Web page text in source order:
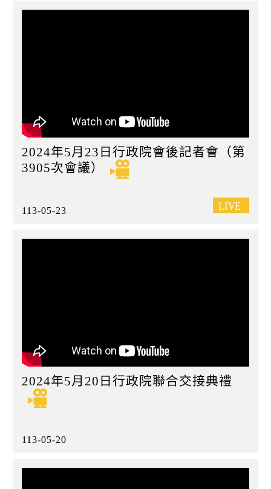
2024年5月23日行政院會後記者會（第
3905次會議）
113-05-23
2024年5月20日行政院聯合交接典禮
113-05-20